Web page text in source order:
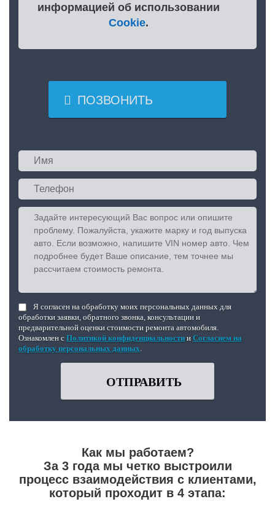
информацией об использовании
Cookie.
 ПОЗВОНИТЬ
Я согласен на обработку моих персональных данных для
обработки заявки, обратного звонка, консультации и
предварительной оценки стоимости ремонта автомобиля.
Ознакомлен с Политикой конфиденциальности и Согласием на
обработку персональных данных
ОТПРАВИТЬ
Как мы работаем?
За 3 года мы четко выстроили
процесс взаимодействия с клиентами,
который проходит в 4 этапа: